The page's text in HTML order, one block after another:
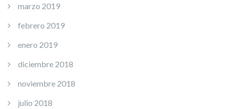
marzo 2019
febrero 2019
enero 2019
diciembre 2018
noviembre 2018
julio 2018